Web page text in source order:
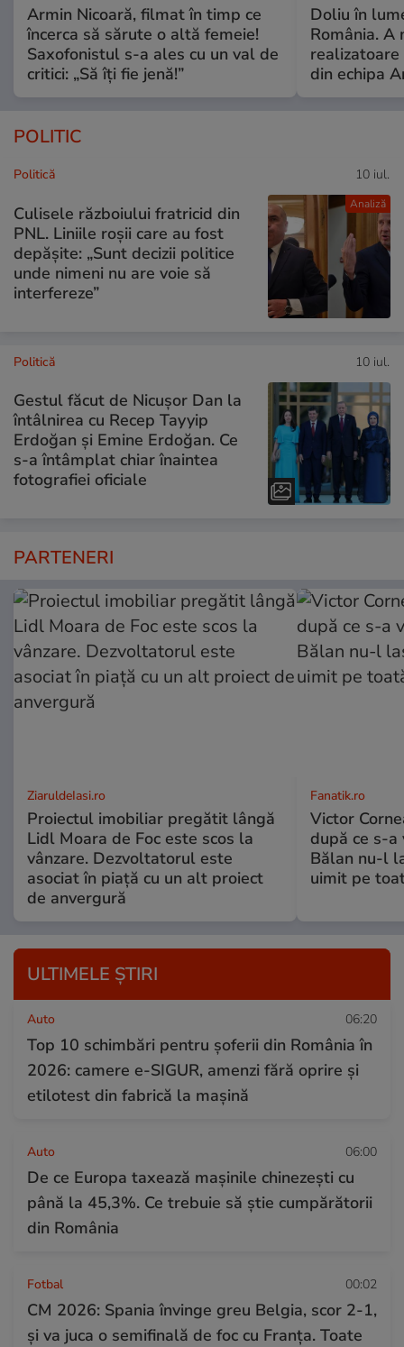
Armin Nicoară, filmat în timp ce
încerca să sărute o altă femeie!
Saxofonistul s-a ales cu un val de
critici: „Să îți fie jenă!”
Doliu în
România. A
din echipa
POLITIC
Analiză
Politică 10 iul.
Culisele războiului fratricid din
PNL. Liniile roșii care au fost
depășite: „Sunt decizii politice
unde nimeni nu are voie să
interfereze”
Politică 10 iul.
Gestul făcut de Nicușor Dan la
întâlnirea cu Recep Tayyip
Erdoğan și Emine Erdoğan. Ce
s-a întâmplat chiar înaintea
fotografiei oficiale
PARTENERI
ZiaruldeIasi.ro
Proiectul imobiliar pregătit lângă
Lidl Moara de Foc este scos la
vânzare. Dezvoltatorul este
asociat în piață cu un alt proiect
de anvergură
Fanatik.ro
Victor
după ce s-a
Bălan nu-l
uimit pe
ULTIMELE ȘTIRI
Auto 06:20
Top 10 schimbări pentru șoferii din România în
2026: camere e-SIGUR, amenzi fără oprire și
etilotest din fabrică la mașină
Auto 06:00
De ce Europa taxează mașinile chinezești cu
până la 45,3%. Ce trebuie să știe cumpărătorii
din România
Fotbal 00:02
CM 2026: Spania învinge greu Belgia, scor 2-1,
și va juca o semifinală de foc cu Franța. Toate